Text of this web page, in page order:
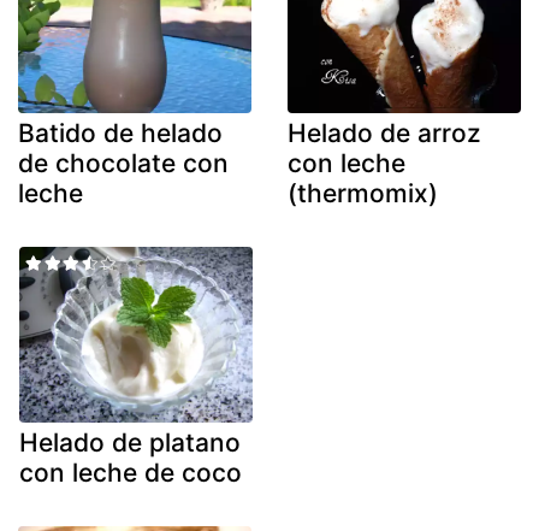
Batido de helado
de chocolate con
leche
Helado de arroz
con leche
(thermomix)
Helado de platano
con leche de coco